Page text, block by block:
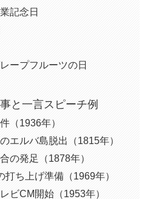
記念日
ープフルーツの日
と一言スピーチ例
（1936年）
エルバ島脱出（1815年）
の発足（1878年）
打ち上げ準備（1969年）
ビCM開始（1953年）